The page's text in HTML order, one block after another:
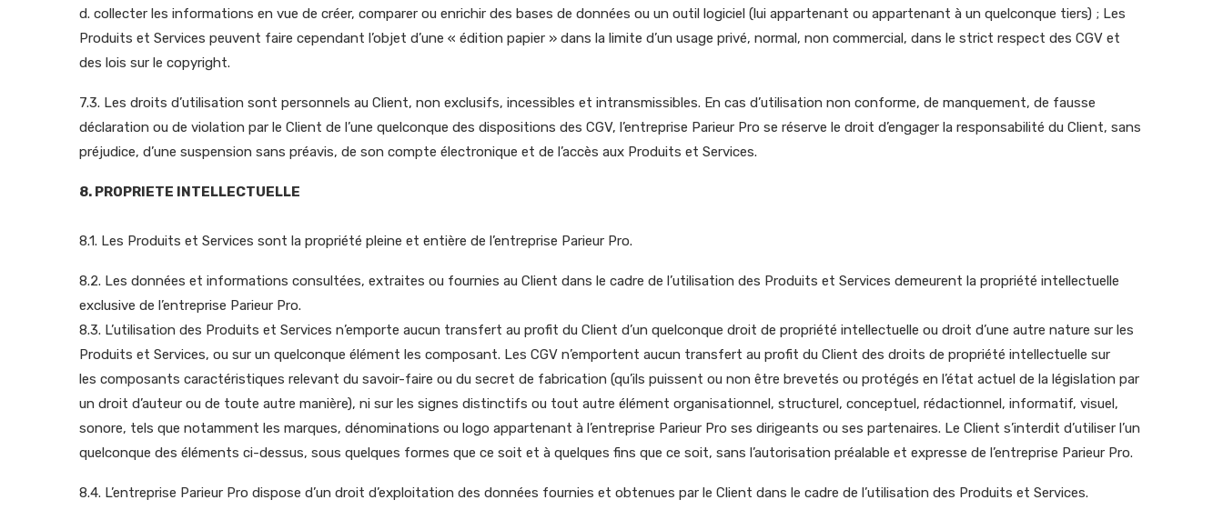
d. collecter les informations en vue de créer, comparer ou enrichir des bases de données ou un outil logiciel (lui appartenant ou appartenant à un quelconque tiers) ; Les
Produits et Services peuvent faire cependant l’objet d’une « édition papier » dans la limite d’un usage privé, normal, non commercial, dans le strict respect des CGV et
des lois sur le copyright.
7.3. Les droits d’utilisation sont personnels au Client, non exclusifs, incessibles et intransmissibles. En cas d’utilisation non conforme, de manquement, de fausse
déclaration ou de violation par le Client de l’une quelconque des dispositions des CGV, l’entreprise Parieur Pro se réserve le droit d’engager la responsabilité du Client, sans
préjudice, d’une suspension sans préavis, de son compte électronique et de l’accès aux Produits et Services.
8. PROPRIETE INTELLECTUELLE
8.1. Les Produits et Services sont la propriété pleine et entière de l’entreprise Parieur Pro.
8.2. Les données et informations consultées, extraites ou fournies au Client dans le cadre de l’utilisation des Produits et Services demeurent la propriété intellectuelle
exclusive de l’entreprise Parieur Pro.
8.3. L’utilisation des Produits et Services n’emporte aucun transfert au profit du Client d’un quelconque droit de propriété intellectuelle ou droit d’une autre nature sur les
Produits et Services, ou sur un quelconque élément les composant. Les CGV n’emportent aucun transfert au profit du Client des droits de propriété intellectuelle sur
les composants caractéristiques relevant du savoir-faire ou du secret de fabrication (qu’ils puissent ou non être brevetés ou protégés en l’état actuel de la législation par
un droit d’auteur ou de toute autre manière), ni sur les signes distinctifs ou tout autre élément organisationnel, structurel, conceptuel, rédactionnel, informatif, visuel,
sonore, tels que notamment les marques, dénominations ou logo appartenant à l’entreprise Parieur Pro ses dirigeants ou ses partenaires. Le Client s’interdit d’utiliser l’un
quelconque des éléments ci-dessus, sous quelques formes que ce soit et à quelques fins que ce soit, sans l’autorisation préalable et expresse de l’entreprise Parieur Pro.
8.4. L’entreprise Parieur Pro dispose d’un droit d’exploitation des données fournies et obtenues par le Client dans le cadre de l’utilisation des Produits et Services.